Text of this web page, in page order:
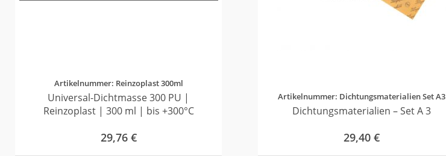
Artikelnummer: Reinzoplast 300ml
Universal-Dichtmasse 300 PU |
Reinzoplast | 300 ml | bis +300°C
29,76 €
Artikelnummer: Dichtungsmaterialien Set A3
Dichtungsmaterialien – Set A 3
29,40 €